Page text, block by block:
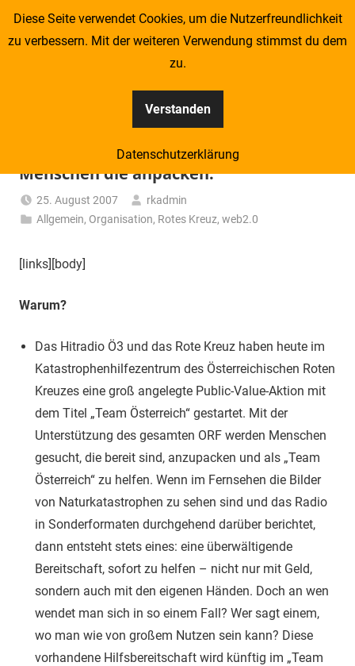
Zum
Redcross Sociologist
Eine weitere blog.roteskreuz.at Websites Website
Team Österreich – Hitradio Ö3 und das
Österreichische Rote Kreuz suchen
Menschen die anpacken.
25. August 2007
rkadmin
Allgemein, Organisation, Rotes Kreuz,web2.0
[links][body]
Warum?
Das Hitradio Ö3 und das Rote Kreuz haben heute im
Katastrophenhilfezentrum des Österreichischen Roten
Kreuzes eine groß angelegte Public-Value-Aktion mit
dem Titel „Team Österreich“ gestartet. Mit der
Unterstützung des gesamten ORF werden Menschen
gesucht, die bereit sind, anzupacken und als „Team
Österreich“ zu helfen. Wenn im Fernsehen die Bilder
von Naturkatastrophen zu sehen sind und das Radio
in Sonderformaten durchgehend darüber berichtet,
dann entsteht stets eines: eine überwältigende
Bereitschaft, sofort zu helfen – nicht nur mit Geld,
sondern auch mit den eigenen Händen. Doch an wen
wendet man sich in so einem Fall? Wer sagt einem,
wo man wie von großem Nutzen sein kann? Diese
vorhandene Hilfsbereitschaft wird künftig im „Team
Diese Seite verwendet Cookies, um die Nutzerfreundlichkeit
zu verbessern. Mit der weiteren Verwendung stimmst du dem
zu.
Verstanden
Datenschutzerklärung